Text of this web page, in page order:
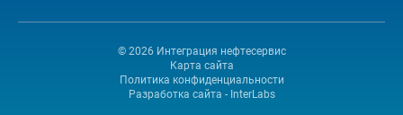
© 2026 Интеграция нефтесервис
Карта сайта
Политика конфиденциальности
Разработка сайта - InterLabs